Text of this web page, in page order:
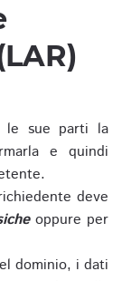
sue parti la
e quindi
deve
oppure per
dominio, i dati